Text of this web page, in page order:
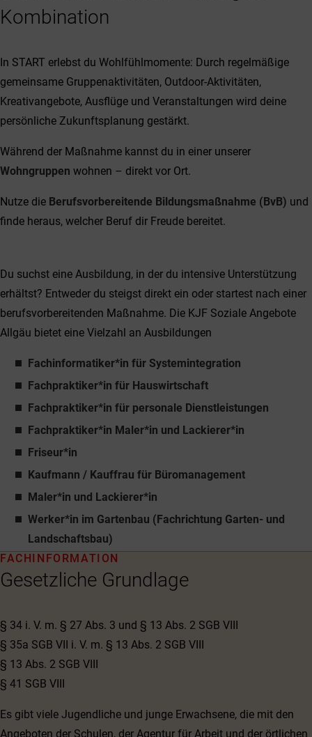
Kombination
In START erlebst du Wohlfühlmomente: Durch regelmäßige
gemeinsame Gruppenaktivitäten, Outdoor-Aktivitäten,
Kreativangebote, Ausflüge und Veranstaltungen wird deine
persönliche Zukunftsplanung gestärkt.
Während der Maßnahme kannst du in einer unserer
Wohngruppen wohnen – direkt vor Ort.
Nutze die Berufsvorbereitende Bildungsmaßnahme (BvB) und
finde heraus, welcher Beruf dir Freude bereitet.
Du suchst eine Ausbildung, in der du intensive Unterstützung
erhältst? Entweder du steigst direkt ein oder startest nach einer
berufsvorbereitenden Maßnahme. Die KJF Soziale Angebote
Allgäu bietet eine Vielzahl an Ausbildungen
Fachinformatiker*in für Systemintegration
Fachpraktiker*in für Hauswirtschaft
Fachpraktiker*in für personale Dienstleistungen
Fachpraktiker*in Maler*in und Lackierer*in
Friseur*in
Kaufmann / Kauffrau für Büromanagement
Maler*in und Lackierer*in
Werker*in im Gartenbau (Fachrichtung Garten- und
Landschaftsbau)
Gesetzliche Grundlage
FACHINFORMATION
§ 34 i. V. m. § 27 Abs. 3 und § 13 Abs. 2 SGB VIII
§ 35a SGB VII i. V. m. § 13 Abs. 2 SGB VIII
§ 13 Abs. 2 SGB VIII
§ 41 SGB VIII
Es gibt viele Jugendliche und junge Erwachsene, die mit den
Angeboten der Schulen, der Agentur für Arbeit und der örtlichen